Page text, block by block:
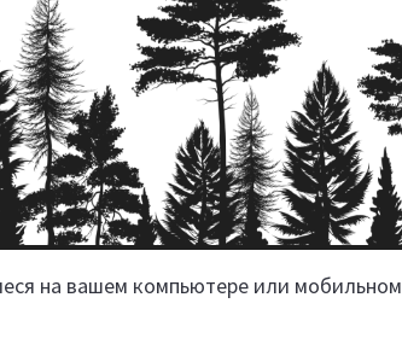
на вашем компьютере или мобильном